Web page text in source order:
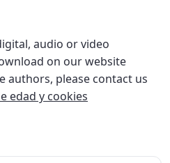
audio or video
on our website
authors, please contact us
edad y cookies